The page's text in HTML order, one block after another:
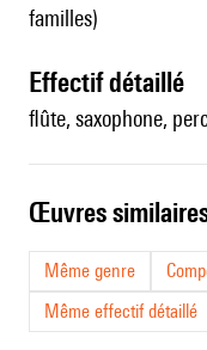
familles)
effectif détaillé
flûte, saxophone,
œuvres
Même genre
Même effectif détaillé